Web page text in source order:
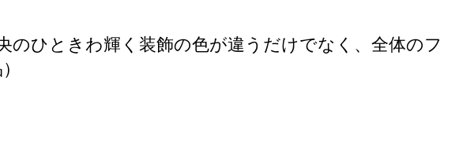
ひときわ輝く装飾の色が違うだけでなく、全体のフ